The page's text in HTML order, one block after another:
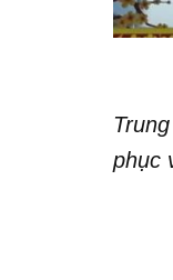
phục